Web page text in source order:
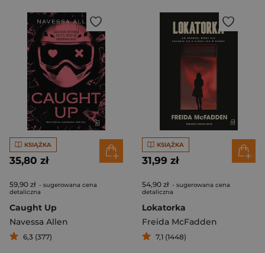
KSIĄŻKA
35,80 zł
59,90 zł - sugerowana cena
detaliczna
Caught Up
Navessa Allen
6,3 (377)
KSIĄŻKA
31,99 zł
54,90 zł - sugerowana cena
detaliczna
Lokatorka
Freida McFadden
7,1 (1448)